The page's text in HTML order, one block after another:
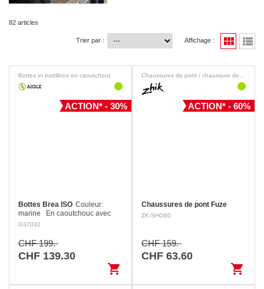
82 articles
Trier par : Affichage : view_module view_list
Bottes et bottillons en caoutchouc
ACTION* - 30%
Bottes Brea ISO Couleur:
marine En caoutchouc avec
renforts en kevlar et doublure
Semelle en caoutchouc avec
profil de chaussure de pont.
G37032
CHF 199.-
CHF 139.30
shopping_cart
Chaussures de pont / chaussure de loisirs
ACTION* - 60%
Chaussures de pont Fuze
ZK-SHO60
CHF 159.-
CHF 63.60
shopping_cart